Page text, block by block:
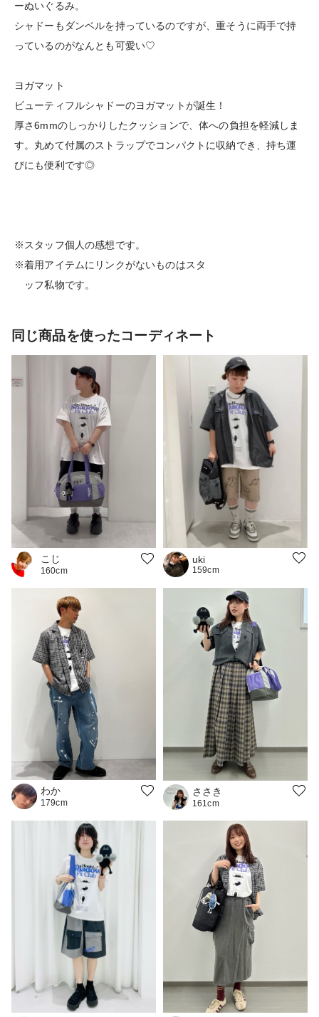
ーぬいぐるみ。
シャドーもダンベルを持っているのですが、重そうに両手で持
っているのがなんとも可愛い♡
ヨガマット
ビューティフルシャドーのヨガマットが誕生！
厚さ6mmのしっかりしたクッションで、体への負担を軽減しま
す。丸めて付属のストラップでコンパクトに収納でき、持ち運
びにも便利です◎
※スタッフ個人の感想です。
※着用アイテムにリンクがないものはスタ
ッフ私物です。
同じ商品を使ったコーディネート
こじ
160cm
uki
159cm
わか
179cm
ささき
161cm